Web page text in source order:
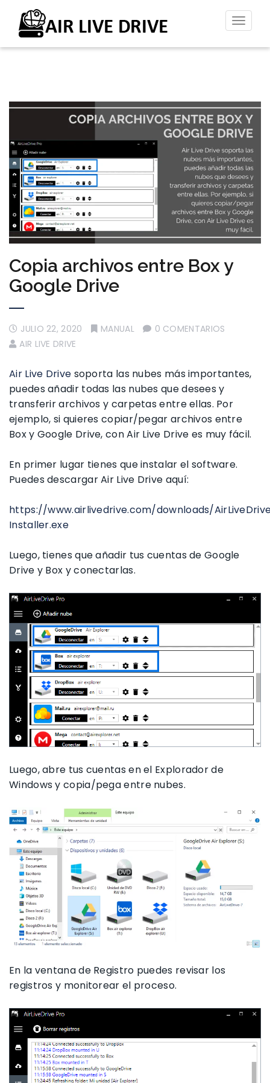
Copia archivos entre Box y
Google Drive
JULIO 22, 2020 MANUAL
0 COMENTARIOS
AIR LIVE DRIVE
Air Live Drive soporta las nubes más importantes,
puedes añadir todas las nubes que desees y
transferir archivos y carpetas entre ellas. Por
ejemplo, si quieres copiar/pegar archivos entre
Box y Google Drive, con Air Live Drive es muy fácil.
En primer lugar tienes que instalar el software.
Puedes descargar Air Live Drive aquí:
https://www.airlivedrive.com/downloads/
Installer.exe
Luego, tienes que añadir tus cuentas de Google
Drive y Box y conectarlas.
Luego, abre tus cuentas en el Explorador de
Windows y copia/pega entre nubes.
En la ventana de Registro puedes revisar los
registros y monitorear el proceso.